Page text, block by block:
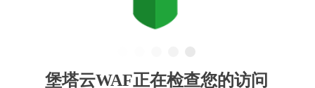
堡塔云WAF正在检查您的访问